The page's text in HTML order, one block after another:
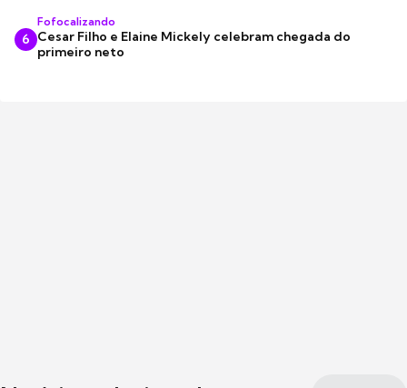
6
Fofocalizando
Cesar Filho e Elaine Mickely celebram chegada do
primeiro neto